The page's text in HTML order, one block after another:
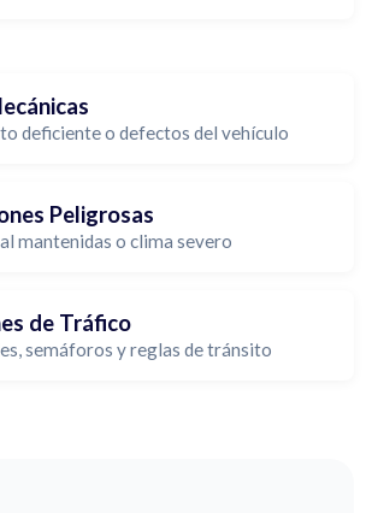
deficiente o defectos del vehículo
Peligrosas
mantenidas o clima severo
de Tráfico
semáforos y reglas de tránsito